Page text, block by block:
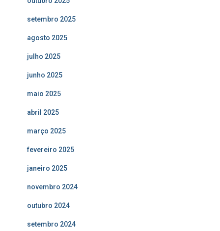
setembro 2025
agosto 2025
julho 2025
junho 2025
maio 2025
abril 2025
março 2025
fevereiro 2025
janeiro 2025
novembro 2024
outubro 2024
setembro 2024